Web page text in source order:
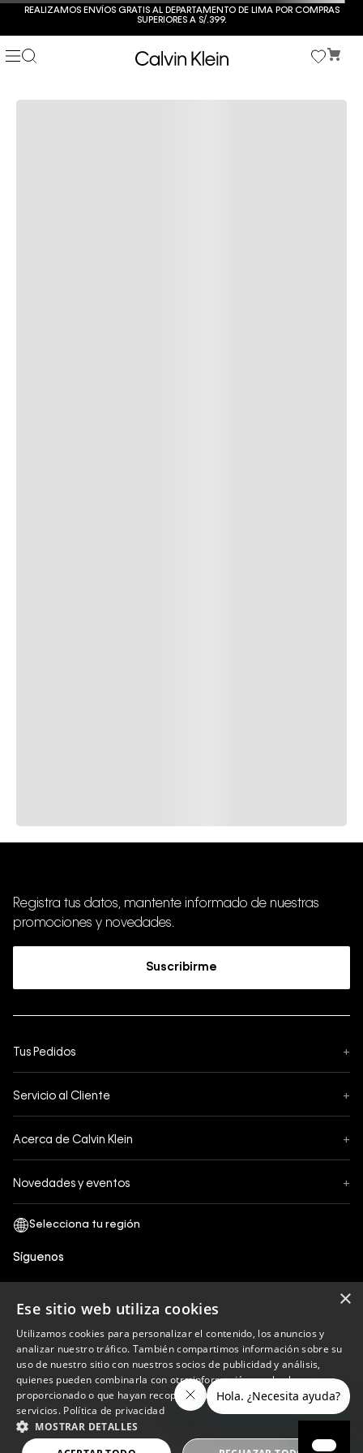
REALIZAMOS ENVÍOS GRATIS AL DEPARTAMENTO DE LIMA POR COMPRAS
SUPERIORES A S/.399.
Registra tus datos, mantente informado de nuestras
promociones y novedades.
Suscribirme
Tus Pedidos +
Formas de Pago
Servicio al Cliente +
¿Cómo comprar?
Acerca de Calvin Klein +
Términos y Condiciones
Política de Privacidad y tratamiento de datos personales
Política de Cookies
Libro de reclamaciones
Políticas de recojo en tienda
Novedades y eventos +
Síguenos
Calvin Klein
Copyright © 2023 Calvin Klein peru ®. Todos los
derechos reservados.
×
Ese sitio web utiliza cookies
Utilizamos cookies para personalizar el contenido, los anuncios y
analizar nuestro tráfico. También compartimos información sobre su
uso de nuestro sitio con nuestros socios de publicidad y análisis,
quienes pueden combinarla con otra información que les haya
proporcionado o que hayan recopilado a partir del uso de sus
servicios. Política de privacidad
MOSTRAR DETALLES